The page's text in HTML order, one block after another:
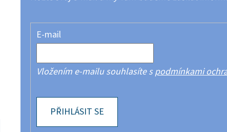
E-mail
Vložením e-mailu souhlasíte spodmínkami
PŘIHLÁSIT SE